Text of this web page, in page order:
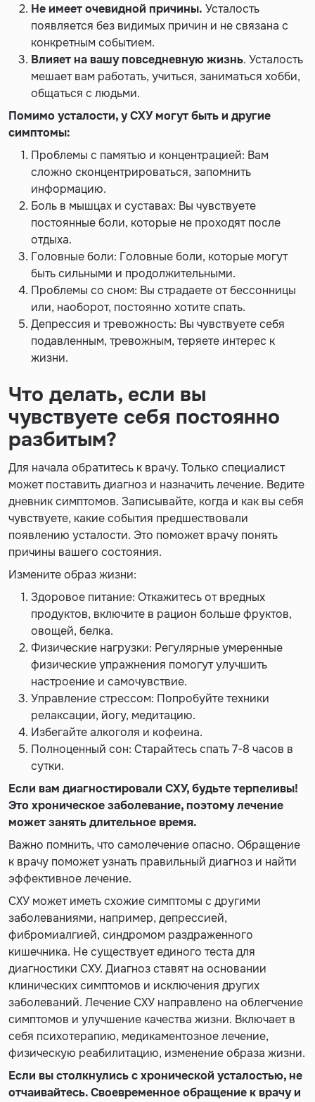
Не имеет очевидной причины. Усталость
появляется без видимых причин и не связана с
конкретным событием.
Влияет на вашу повседневную жизнь. Усталость
мешает вам работать, учиться, заниматься хобби,
общаться с людьми.
Помимо усталости, у СХУ могут быть и другие
симптомы:
Проблемы с памятью и концентрацией: Вам
сложно сконцентрироваться, запомнить
информацию.
Боль в мышцах и суставах: Вы чувствуете
постоянные боли, которые не проходят после
отдыха.
Головные боли: Головные боли, которые могут
быть сильными и продолжительными.
Проблемы со сном: Вы страдаете от бессонницы
или, наоборот, постоянно хотите спать.
Депрессия и тревожность: Вы чувствуете себя
подавленным, тревожным, теряете интерес к
жизни.
Что делать, если вы
чувствуете себя постоянно
разбитым?
Для начала обратитесь к врачу. Только специалист
может поставить диагноз и назначить лечение. Ведите
дневник симптомов. Записывайте, когда и как вы себя
чувствуете, какие события предшествовали
появлению усталости. Это поможет врачу понять
причины вашего состояния.
Измените образ жизни:
Здоровое питание: Откажитесь от вредных
продуктов, включите в рацион больше фруктов,
овощей, белка.
Физические нагрузки: Регулярные умеренные
физические упражнения помогут улучшить
настроение и самочувствие.
Управление стрессом: Попробуйте техники
релаксации, йогу, медитацию.
Избегайте алкоголя и кофеина.
Полноценный сон: Старайтесь спать 7-8 часов в
сутки.
Если вам диагностировали СХУ, будьте терпеливы!
Это хроническое заболевание, поэтому лечение
может занять длительное время.
Важно помнить, что самолечение опасно. Обращение
к врачу поможет узнать правильный диагноз и найти
эффективное лечение.
СХУ может иметь схожие симптомы с другими
заболеваниями, например, депрессией,
фибромиалгией, синдромом раздраженного
кишечника. Не существует единого теста для
диагностики СХУ. Диагноз ставят на основании
клинических симптомов и исключения других
заболеваний. Лечение СХУ направлено на облегчение
симптомов и улучшение качества жизни. Включает в
себя психотерапию, медикаментозное лечение,
физическую реабилитацию, изменение образа жизни.
Если вы столкнулись с хронической усталостью, не
отчаивайтесь. Своевременное обращение к врачу и